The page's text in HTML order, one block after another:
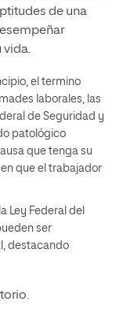
de una
vida.
el termino
laborales, las
de Seguridad y
patológico
que tenga su
que el trabajador
Ley Federal del
ser
destacando